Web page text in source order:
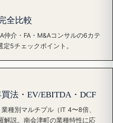
全比較
介・FA・M&Aコンサルの6カテ
5チェックポイント。
法・EV/EBITDA・DCF
種別マルチプル（IT 4〜8倍、
説。南会津町の業種特性に応